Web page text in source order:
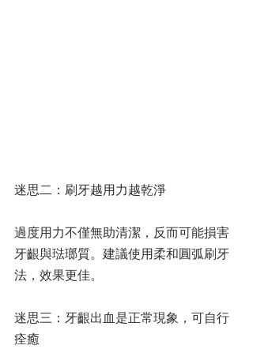
迷思二：刷牙越用力越乾淨
過度用力不僅無助清潔，反而可能損害
牙齦與琺瑯質。建議使用柔和圓弧刷牙
法，效果更佳。
迷思三：牙齦出血是正常現象，可自行
痊癒